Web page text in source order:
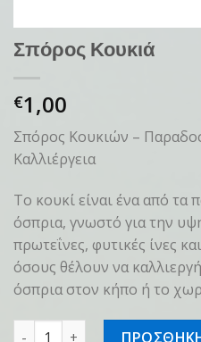
Σπόρος Κουκιά
€1,00
Σπόρος Κουκιών –
Καλλιέργεια
Το κουκί είναι ένα από τα
όσπρια, γνωστό για την
πρωτεΐνες, φυτικές ίνες
όσους θέλουν να
όσπρια στον κήπο ή το
Σπόρος Κουκιά ποσότητα